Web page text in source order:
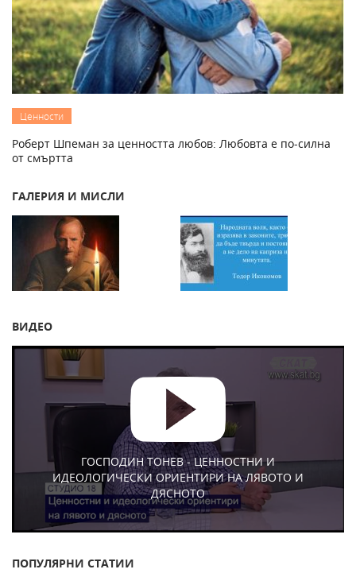
Ценности
Роберт Шпеман за ценността любов: Любовта е по-силна
от смъртта
ГАЛЕРИЯ И МИСЛИ
ВИДЕО
ГОСПОДИН ТОНЕВ - ЦЕННОСТНИ И
ИДЕОЛОГИЧЕСКИ ОРИЕНТИРИ НА ЛЯВОТО И
ДЯСНОТО
ПОПУЛЯРНИ СТАТИИ